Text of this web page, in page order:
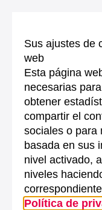
Sus ajustes de
web
Esta página
necesarias
obtener
compartir el
sociales o para
basada en sus
nivel activado,
niveles
Política de